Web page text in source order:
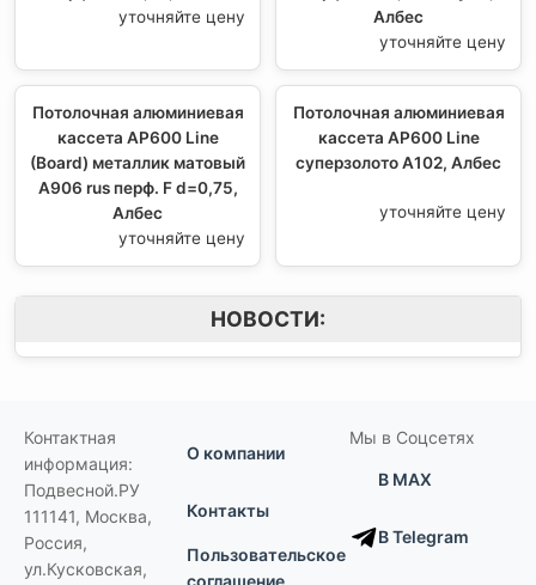
уточняйте цену
Албес
уточняйте цену
Потолочная алюминиевая
кассета AP600 Line
(Board) металлик матовый
А906 rus перф. F d=0,75,
Албес
уточняйте цену
Потолочная алюминиевая
кассета AP600 Line
суперзолото А102, Албес
уточняйте цену
НОВОСТИ:
Контактная
информация:
Подвесной.РУ
111141, Москва,
Россия,
ул.Кусковская,
О компании
Контакты
Пользовательское
соглашение
Мы в Соцсетях
В MAX
В Telegram